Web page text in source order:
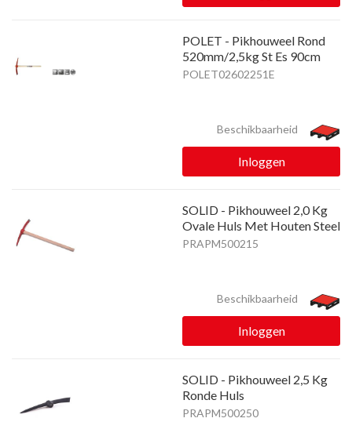
POLET - Pikhouweel Rond
520mm/2,5kg St Es 90cm
POLET02602251E
Beschikbaarheid
Inloggen
SOLID - Pikhouweel 2,0 Kg
Ovale Huls Met Houten Steel
PRAPM500215
Beschikbaarheid
Inloggen
SOLID - Pikhouweel 2,5 Kg
Ronde Huls
PRAPM500250